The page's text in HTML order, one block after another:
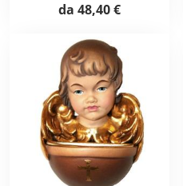
da 48,40 €